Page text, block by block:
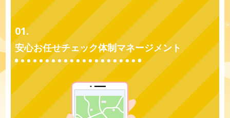
01.
安心お任せチェック体制マネージメント